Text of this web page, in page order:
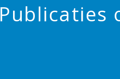
Publicaties